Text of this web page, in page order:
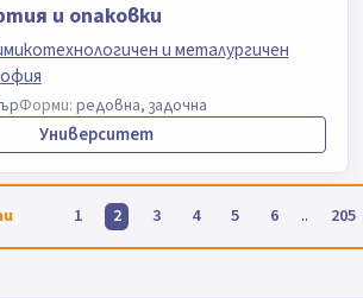
и опаковки
и металургичен
Форми: редовна, задочна
Университет
1 2 3 4 5 6 .. 205